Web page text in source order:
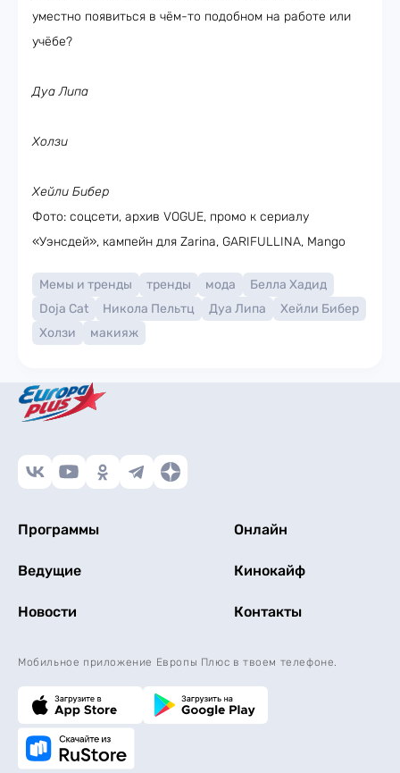
уместно появиться в чём-то подобном на работе или
учёбе?
Дуа Липа
Холзи
Хейли Бибер
Фото: соцсети, архив VOGUE, промо к сериалу
«Уэнсдей», кампейн для Zarina, GARIFULLINA, Mango
Мемы и тренды тренды мода
Белла Хадид
Doja Cat
Никола Пельтц Дуа Липа
Хейли Бибер
Холзи
макияж
Программы Онлайн
Ведущие Кинокайф
Новости Контакты
Мобильное приложение Европы Плюс в твоем телефоне.